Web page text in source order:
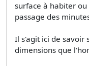
surface à habiter
passage des
Il s'agit ici de savoir
dimensions que